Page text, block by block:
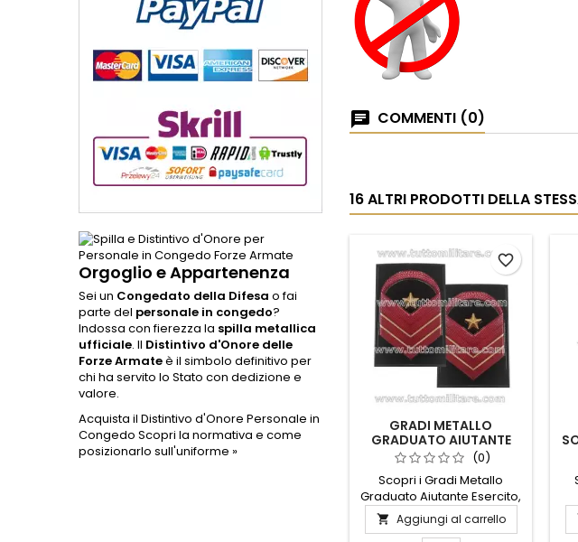
Orgoglio e Appartenenza
Sei un Congedato della Difesa o fai
parte del personale in congedo?
Indossa con fierezza la spilla metallica
ufficiale. Il Distintivo d'Onore delle
Forze Armateè il simbolo definitivo per
chi ha servito lo Stato con dedizione e
valore.
Acquista il Distintivo d'Onore Personale in
Congedo Scopri la normativa e come
posizionarlo sull'uniforme »
COMMENTI (0)
16 ALTRI PRODOTTI DELLA
GRADI METALLO
GRADUATO AIUTANTE
ESERCITO (0)
Scopri i Gradi Metallo
Graduato Aiutante Esercito,
un accessorio essenziale
per chi desidera
 Aggiungi al carrello
favorite_border